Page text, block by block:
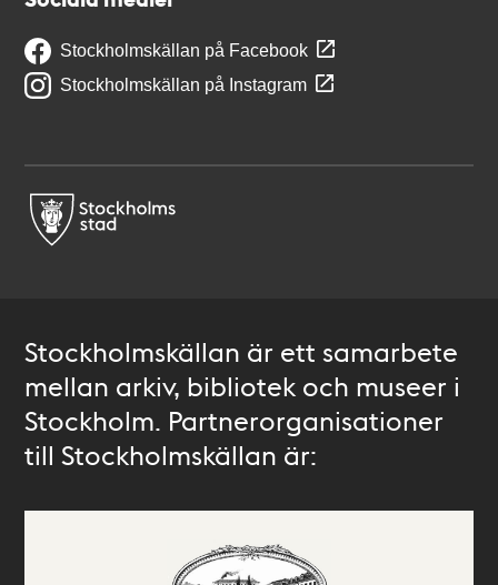
Stockholmskällan på Facebook
Stockholmskällan på Instagram
Stockholmskällan är ett samarbete
mellan arkiv, bibliotek och museer i
Stockholm. Partnerorganisationer
till Stockholmskällan är: